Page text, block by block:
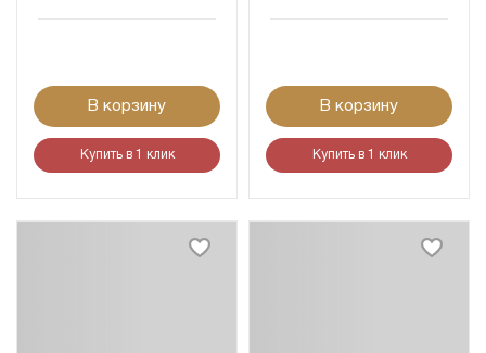
В корзину
Купить в 1 клик
В корзину
Купить в 1 клик